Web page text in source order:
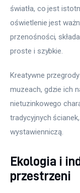
światła, co jest
oświetlenie jest
przenośności,
proste i szybkie.
Kreatywne
muzeach, gdzie ich
nietuzinkowego
tradycyjnych
wystawienniczą.
Ekologia i
przestrzeni